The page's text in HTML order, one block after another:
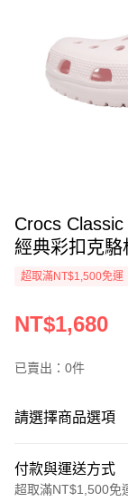
Crocs
經典彩扣克駱
超取滿NT$1,500免運
NT$1,680
已賣出：0件
請選擇商品選項
付款與運送方式
超取滿NT$1,500免